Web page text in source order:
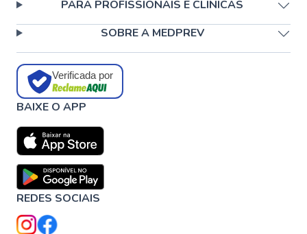
PARA PROFISSIONAIS E CLÍNICAS
SOBRE A MEDPREV
Verificada por
BAIXE O APP
REDES SOCIAIS